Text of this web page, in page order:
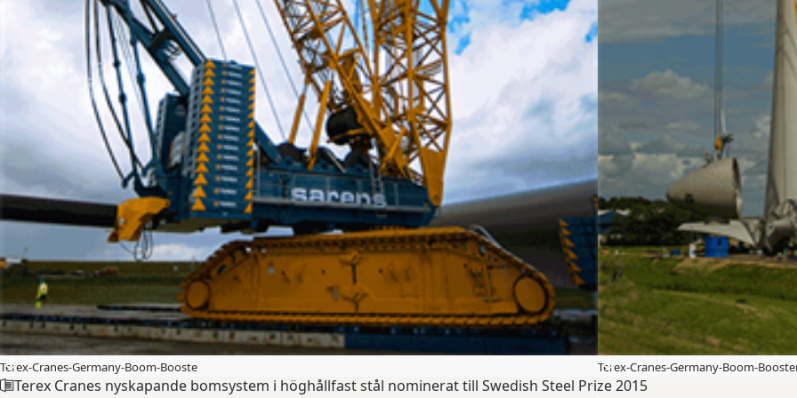
Terex-Cranes-Germany-Boom-Booste Terex-Cranes-Germany-Boom-
Terex Cranes nyskapande bomsystem i höghållfast stål nominerat till Swedish Steel Prize 2015